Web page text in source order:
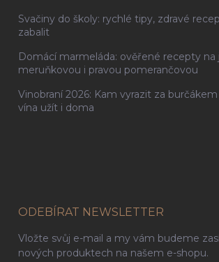
Svačiny do školy: rychlé tipy, zdravé
zabalit
Domácí marmeláda: ověřené recepty na
meruňkovou i pravou pomerančovou
Vinobraní 2026: Kam vyrazit za
vína užít i doma
ODEBÍRAT NEWSLETTER
Vložte svůj e-mail a my vám budeme
nových produktech na našem e-shopu.